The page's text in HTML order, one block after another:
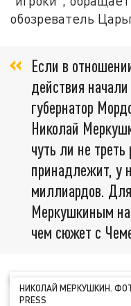
обозреватель
Если в
действия
губернатор
Николай
чуть ли не
принадлежит, у
миллиардов.
Меркушкиным
чем сюжет с
НИКОЛАЙ МЕРКУШКИН.
PRESS